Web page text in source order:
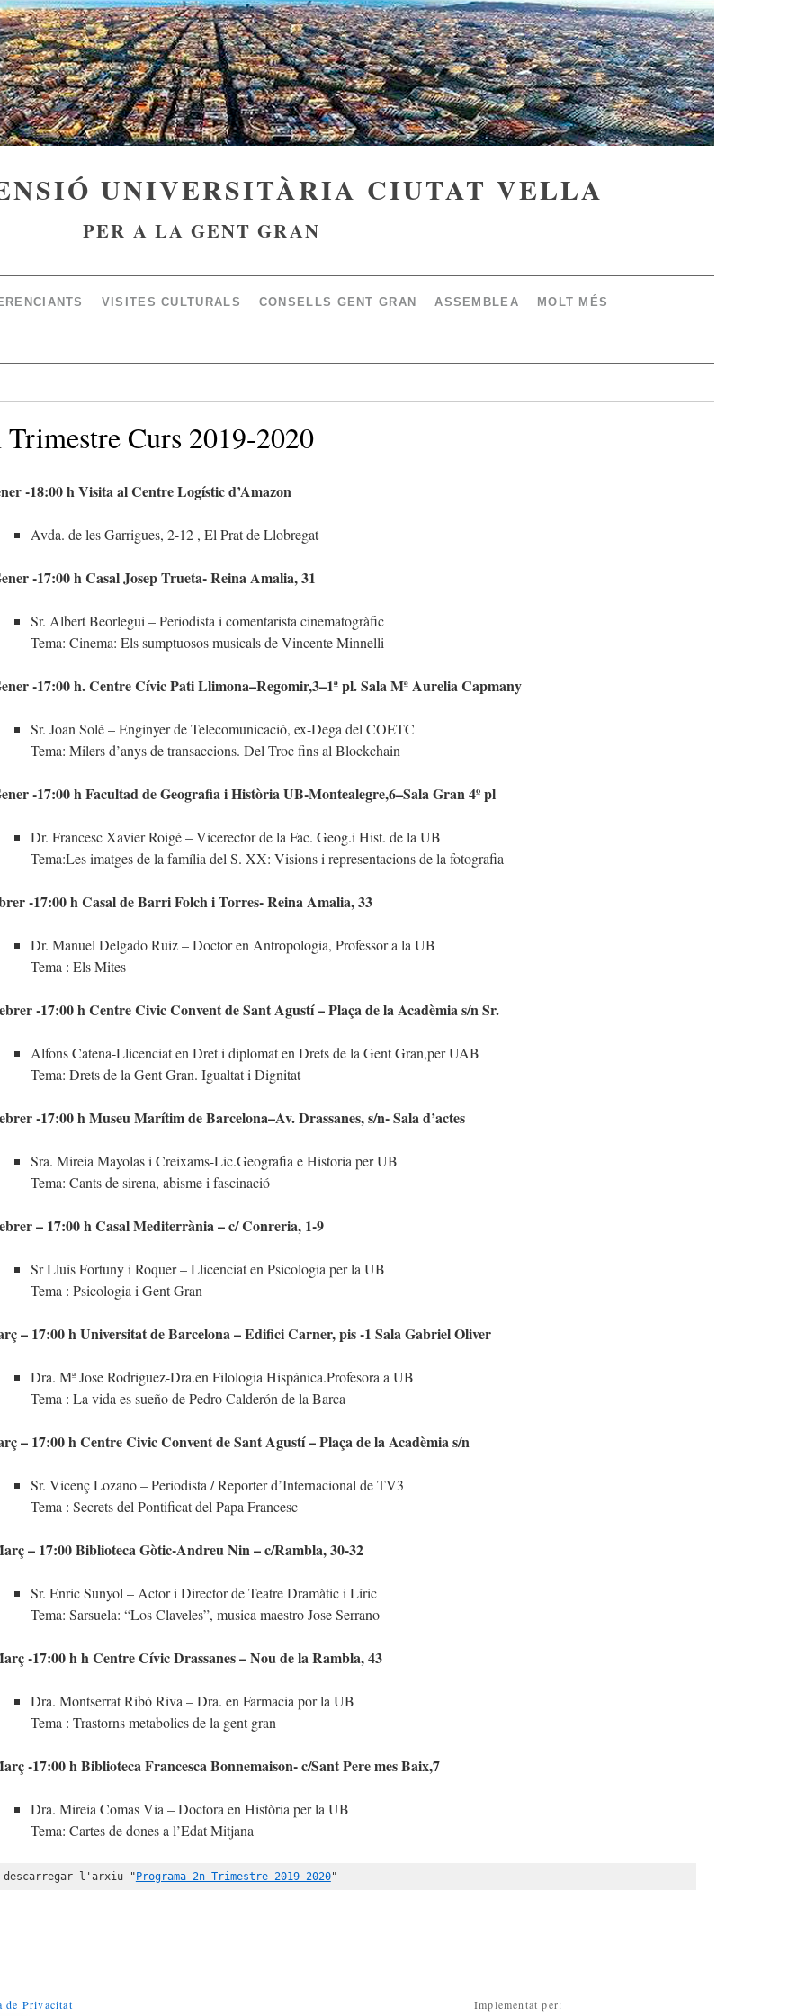
UNIVERSITÀRIA CIUTAT VELLA
PER A LA GENT GRAN
VISITES CULTURALS CONSELLS GENT GRAN ASSEMBLEA MOLT MÉS
Trimestre Curs 2019-2020
-18:00 h Visita al Centre Logístic d’Amazon
Avda. de les Garrigues, 2-12 , El Prat de Llobregat
-17:00 h Casal Josep Trueta- Reina Amalia, 31
Sr. Albert Beorlegui – Periodista i comentarista cinematogràfic
Tema: Cinema: Els sumptuosos musicals de Vincente Minnelli
-17:00 h. Centre Cívic Pati Llimona–Regomir,3–1ª pl. Sala Mª Aurelia Capmany
Sr. Joan Solé – Enginyer de Telecomunicació, ex-Dega del COETC
Tema: Milers d’anys de transaccions. Del Troc fins al Blockchain
-17:00 h Facultad de Geografia i Història UB-Montealegre,6–Sala Gran 4º pl
Dr. Francesc Xavier Roigé – Vicerector de la Fac. Geog.i Hist. de la UB
Tema:Les imatges de la família del S. XX: Visions i representacions de la fotografia
-17:00 h Casal de Barri Folch i Torres- Reina Amalia, 33
Dr. Manuel Delgado Ruiz – Doctor en Antropologia, Professor a la UB
Tema : Els Mites
-17:00 h Centre Civic Convent de Sant Agustí – Plaça de la Acadèmia s/n Sr.
Alfons Catena-Llicenciat en Dret i diplomat en Drets de la Gent Gran,per UAB
Tema: Drets de la Gent Gran. Igualtat i Dignitat
-17:00 h Museu Marítim de Barcelona–Av. Drassanes, s/n- Sala d’actes
Sra. Mireia Mayolas i Creixams-Lic.Geografia e Historia per UB
Tema: Cants de sirena, abisme i fascinació
– 17:00 h Casal Mediterrània – c/ Conreria, 1-9
Sr Lluís Fortuny i Roquer – Llicenciat en Psicologia per la UB
Tema : Psicologia i Gent Gran
– 17:00 h Universitat de Barcelona – Edifici Carner, pis -1 Sala Gabriel Oliver
Dra. Mª Jose Rodriguez-Dra.en Filologia Hispánica.Profesora a UB
Tema : La vida es sueño de Pedro Calderón de la Barca
– 17:00 h Centre Civic Convent de Sant Agustí – Plaça de la Acadèmia s/n
Sr. Vicenç Lozano – Periodista / Reporter d’Internacional de TV3
Tema : Secrets del Pontificat del Papa Francesc
– 17:00 Biblioteca Gòtic-Andreu Nin – c/Rambla, 30-32
Sr. Enric Sunyol – Actor i Director de Teatre Dramàtic i Líric
Tema: Sarsuela: “Los Claveles”, musica maestro Jose Serrano
-17:00 h h Centre Cívic Drassanes – Nou de la Rambla, 43
Dra. Montserrat Ribó Riva – Dra. en Farmacia por la UB
Tema : Trastorns metabolics de la gent gran
-17:00 h Biblioteca Francesca Bonnemaison- c/Sant Pere mes Baix,7
Dra. Mireia Comas Via – Doctora en Història per la UB
Tema: Cartes de dones a l’Edat Mitjana
descarregar l'arxiu " Programa 2n Trimestre 2019-2020"
de Privacitat
Implementat per: